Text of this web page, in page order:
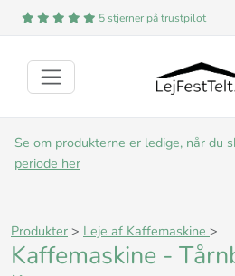
5 stjerner på trustpilot
Se om produkterne er ledige, når du
periode her
Produkter > Leje af Kaffemaskine >
Kaffemaskine -